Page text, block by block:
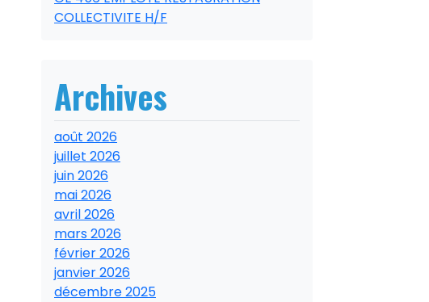
COLLECTIVITE H/F
Archives
août 2026
juillet 2026
juin 2026
mai 2026
avril 2026
mars 2026
février 2026
janvier 2026
décembre 2025